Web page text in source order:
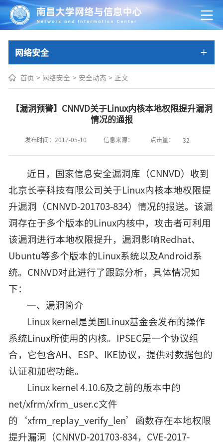
网络安全
首页 > 网络安全 > 安全动态 > 正文
【漏洞预警】CNNVD关于Linux内核本地权限提升漏洞
情况的通报
发布时间：2017-05-10 信息来源： 点击量： 32
近日，国家信息安全漏洞库（CNNVD）收到
北京长亭科技有限公司关于Linux内核本地权限提
升漏洞（CNNVD-201703-834）情况的报送。该漏
洞存在于多个版本的Linux内核中，攻击者可利用
该漏洞进行本地权限提升，漏洞影响Redhat、
Ubuntu等多个版本的Linux系统以及Android系
统。CNNVD对此进行了跟踪分析，具体情况如
下：
一、漏洞简介
Linux kernel是美国Linux基金会发布的操作
系统Linux所使用的内核。IPSEC是一个协议组
合，它包含AH、ESP、IKE协议，提供对数据包的
认证和加密功能。
Linux kernel 4.10.6及之前的版本中的
net/xfrm/xfrm_user.c文件
的‘xfrm_replay_verify_len’函数存在本地权限
提升漏洞（CNNVD-201703-834，CVE-2017-